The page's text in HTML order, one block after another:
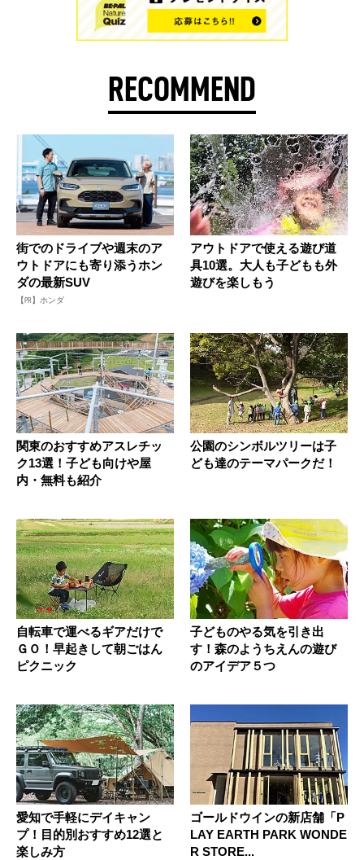
RECOMMEND
街でのドライブや週末のア
ウトドアにも寄り添うホン
ダの最新SUV
【PR】ホンダ
アウトドアで使える遊び道
具10選。大人も子どもも外
遊びを楽しもう
関東のおすすめアスレチッ
ク13選！子ども向けや屋
内・無料も紹介
公園のシンボルツリーは子
ども達のテーマパークだ！
自転車で運べるギアだけで
ＧＯ！早起きして朝ごはん
ピクニック
子どものやる気を引き出
す！森のようちえんの遊び
のアイデア５つ
愛知で手軽にデイキャン
プ！目的別おすすめ12選と
楽しみ方
ゴールドウインの新店舗「P
LAY EARTH PARK WONDE
R STORE...